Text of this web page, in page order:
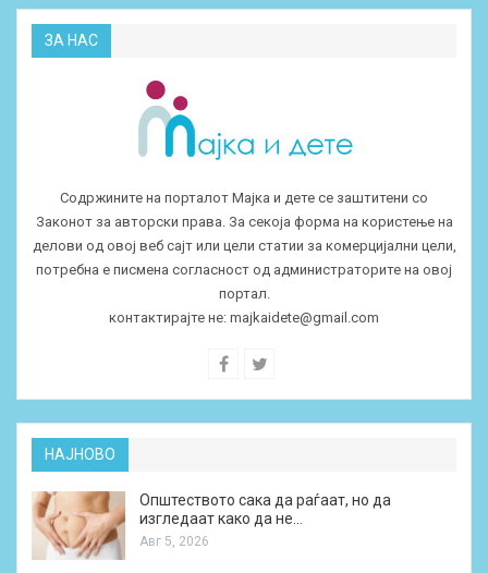
ЗА НАС
Содржините на порталот Мајка и дете се заштитени со
Законот за авторски права. За секоја форма на користење на
делови од овој веб сајт или цели статии за комерцијални цели,
потребна е писмена согласност од администраторите на овој
портал.
контактирајте не: majkaidete@gmail.com
НАЈНОВО
Општеството сака да раѓаат, но да
изгледаат како да не…
Авг 5, 2026